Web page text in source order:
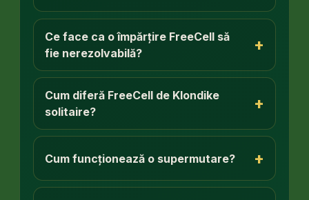
Ce face ca o împărțire FreeCell să
fie nerezolvabilă?
+
Cum diferă FreeCell de Klondike
solitaire?
+
Cum funcționează o supermutare? +